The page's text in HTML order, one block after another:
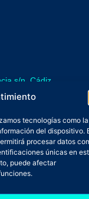
tecnologías como
del dispositivo.
procesar datos
únicas en
puede afectar
s/n. Cádiz